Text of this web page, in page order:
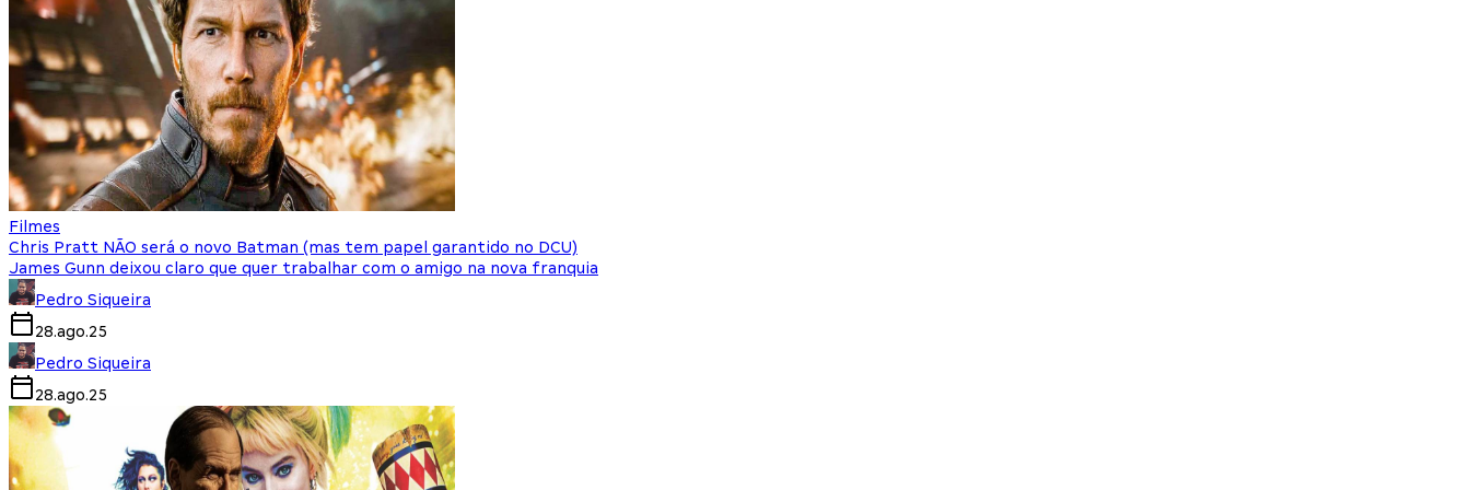
Filmes
Chris Pratt NÃO será o novo Batman (mas tem papel garantido no DCU)
James Gunn deixou claro que quer trabalhar com o amigo na nova franquia
Pedro Siqueira
28.ago.25
Pedro Siqueira
28.ago.25